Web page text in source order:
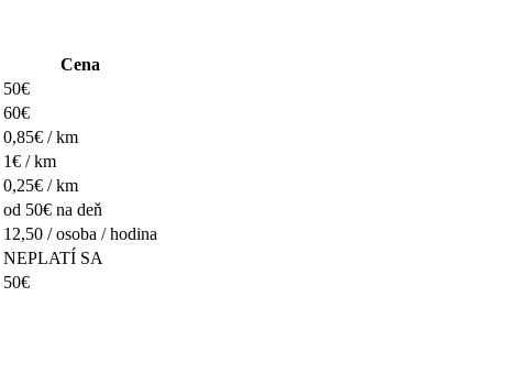
Cena
50€
60€
0,85€ / km
1€ / km
0,25€ / km
od 50€ na deň
12,50 / osoba / hodina
NEPLATÍ SA
50€